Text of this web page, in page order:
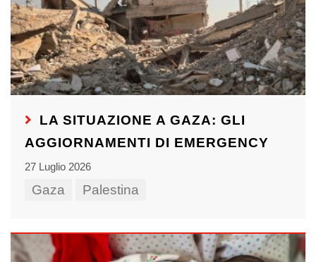
LA SITUAZIONE A GAZA: GLI
AGGIORNAMENTI DI EMERGENCY
27 Luglio 2026
Gaza Palestina